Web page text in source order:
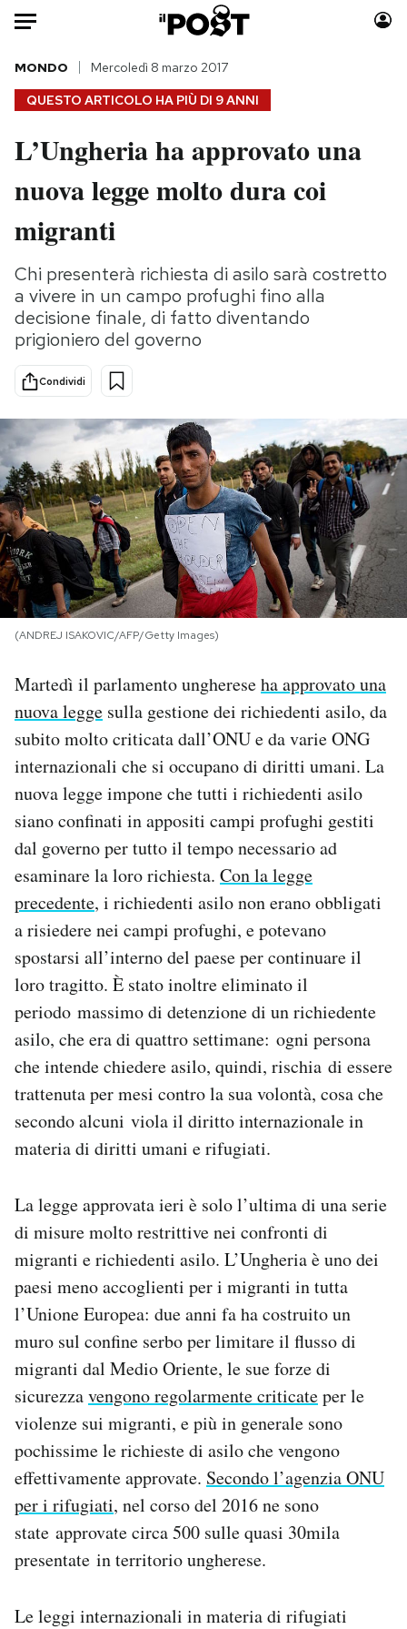
Auto
HOME
Italia
Politica
Tecnologia
Scienza
Cultura
Economia
Sport
Moda
Consumismi
Media
Europa
PODCAST
NEWSLETTER
I MIEI PREFERITI
CALENDARIO
AREA PERSONALE
Newsletter
Notifiche mobile
Regala il Post
Hai bisogno di aiuto?
Esci
QUESTO ARTICOLO HA PIÙ DI 9 ANNI
MONDO Mercoledì 8 marzo 2017
L’Ungheria ha approvato una
nuova legge molto dura coi
migranti
Chi presenterà richiesta di asilo sarà costretto
a vivere in un campo profughi fino alla
decisione finale, di fatto diventando
prigioniero del governo
Condividi
(ANDREJ ISAKOVIC/AFP/Getty Images)
Martedì il parlamento unghereseha approvato una
nuova legge sulla gestione dei richiedenti asilo, da
subito molto criticata dall’ONU e da varie ONG
internazionali che si occupano di diritti umani. La
nuova legge impone che tutti i richiedenti asilo
siano confinati in appositi campi profughi gestiti
dal governo per tutto il tempo necessario ad
esaminare la loro richiesta. Con la legge
precedente, i richiedenti asilo non erano obbligati
a risiedere nei campi profughi, e potevano
spostarsi all’interno del paese per continuare il
loro tragitto. È stato inoltre eliminato il
periodo massimo di detenzione di un richiedente
asilo, che era di quattro settimane: ogni persona
che intende chiedere asilo, quindi, rischia di essere
trattenuta per mesi contro la sua volontà, cosa che
secondo alcuni viola il diritto internazionale in
materia di diritti umani e rifugiati.
La legge approvata ieri è solo l’ultima di una serie
di misure molto restrittive nei confronti di
migranti e richiedenti asilo. L’Ungheria è uno dei
paesi meno accoglienti per i migranti in tutta
l’Unione Europea: due anni fa ha costruito un
muro sul confine serbo per limitare il flusso di
migranti dal Medio Oriente, le sue forze di
sicurezzavengono regolarmente criticateper le
violenze sui migranti, e più in generale sono
pochissime le richieste di asilo che vengono
effettivamente approvate. Secondo l’agenzia ONU
per i rifugiati, nel corso del 2016 ne sono
state approvate circa 500 sulle quasi 30mila
presentate in territorio ungherese.
Le leggi internazionali in materia di rifugiati